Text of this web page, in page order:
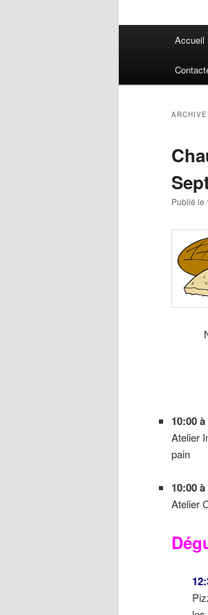
Accueil
Publié le
10:00
Atelier
pain
10:00
Atelier